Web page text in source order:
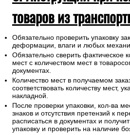
товаров из
Обязательно проверить упаковку
деформации, влаги и любых
Обязательно сверить фактическое
мест с количеством мест в
документах.
Количество мест в получаемом
соответствовать количеству мест,
накладной.
После проверки упаковки, кол-ва
знаков и отсутствия претензий к
расписаться в документах и
упаковку и проверить на наличие